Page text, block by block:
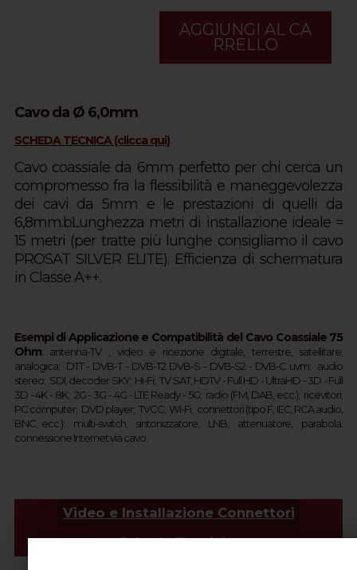
AGGIUNGI AL CA
RRELLO
Cavo da Ø 6,0mm
SCHEDA TECNICA (clicca qui)
Cavo coassiale da 6mm perfetto per chi cerca un
compromesso fra la flessibilità e maneggevolezza
dei cavi da 5mm e le prestazioni di quelli da
6,8mm.bLunghezza metri di installazione ideale =
15 metri (per tratte più lunghe consigliamo il cavo
PROSAT SILVER ELITE). Efficienza di schermatura
in Classe A++.
Esempi di Applicazione e Compatibilità del Cavo Coassiale 75
Ohm: antenna-TV , video e ricezione digitale, terrestre, satellitare,
analogica; DTT - DVB-T - DVB-T2 DVB-S - DVB-S2 - DVB-C uvm; audio
stereo; SDI, decoder SKY; Hi-Fi; TV SAT, HDTV - Full HD -UltraHD - 3D - Full
3D - 4K - 8K;  2G - 3G - 4G - LTE Ready - 5G; radio (FM, DAB, ecc.);  ricevitori;
PC computer;  DVD player;  TVCC;  Wi-Fi,  connettori (tipo F, IEC, RCA audio,
BNC, ecc.);  multi-switch,  sintonizzatore,  LNB,  attenuatore,  parabola,
connessione Internet via cavo.
Video e Installazione Connettori
Schede Tecniche